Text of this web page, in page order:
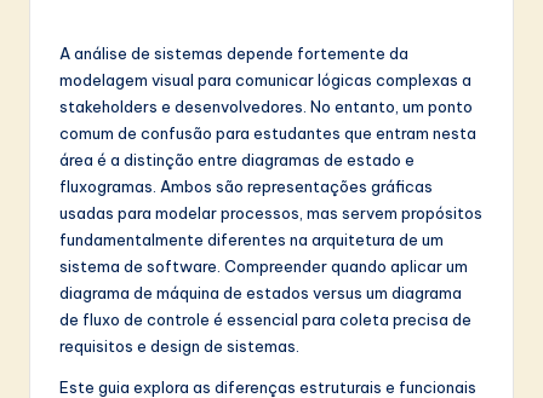
A análise de sistemas depende fortemente da
modelagem visual para comunicar lógicas complexas a
stakeholders e desenvolvedores. No entanto, um ponto
comum de confusão para estudantes que entram nesta
área é a distinção entre diagramas de estado e
fluxogramas. Ambos são representações gráficas
usadas para modelar processos, mas servem propósitos
fundamentalmente diferentes na arquitetura de um
sistema de software. Compreender quando aplicar um
diagrama de máquina de estados versus um diagrama
de fluxo de controle é essencial para coleta precisa de
requisitos e design de sistemas.
Este guia explora as diferenças estruturais e funcionais